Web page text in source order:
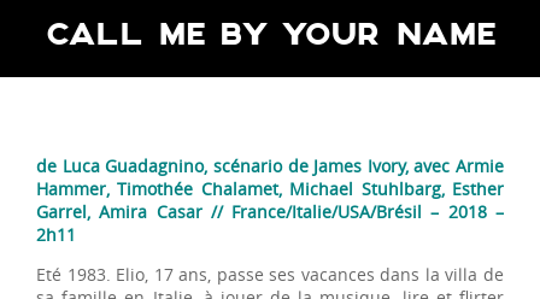
CALL ME BY YOUR NAME
de Luca Guadagnino, scénario de James Ivory, avec Armie
Hammer, Timothée Chalamet, Michael Stuhlbarg, Esther
Garrel, Amira Casar // France/Italie/USA/Brésil – 2018 –
2h11
Eté 1983. Elio, 17 ans, passe ses vacances dans la villa de